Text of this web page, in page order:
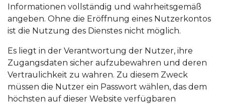
Informationen vollständig und wahrheitsgemäß
angeben. Ohne die Eröffnung eines Nutzerkontos
ist die Nutzung des Dienstes nicht möglich.
Es liegt in der Verantwortung der Nutzer, ihre
Zugangsdaten sicher aufzubewahren und deren
Vertraulichkeit zu wahren. Zu diesem Zweck
müssen die Nutzer ein Passwort wählen, das dem
höchsten auf dieser Website verfügbaren